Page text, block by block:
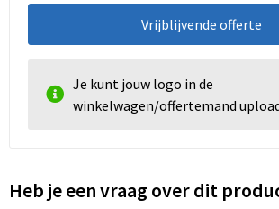
Vrijblijvende offerte
Je kunt jouw logo in de
winkelwagen/offertemand
Heb je een vraag over dit